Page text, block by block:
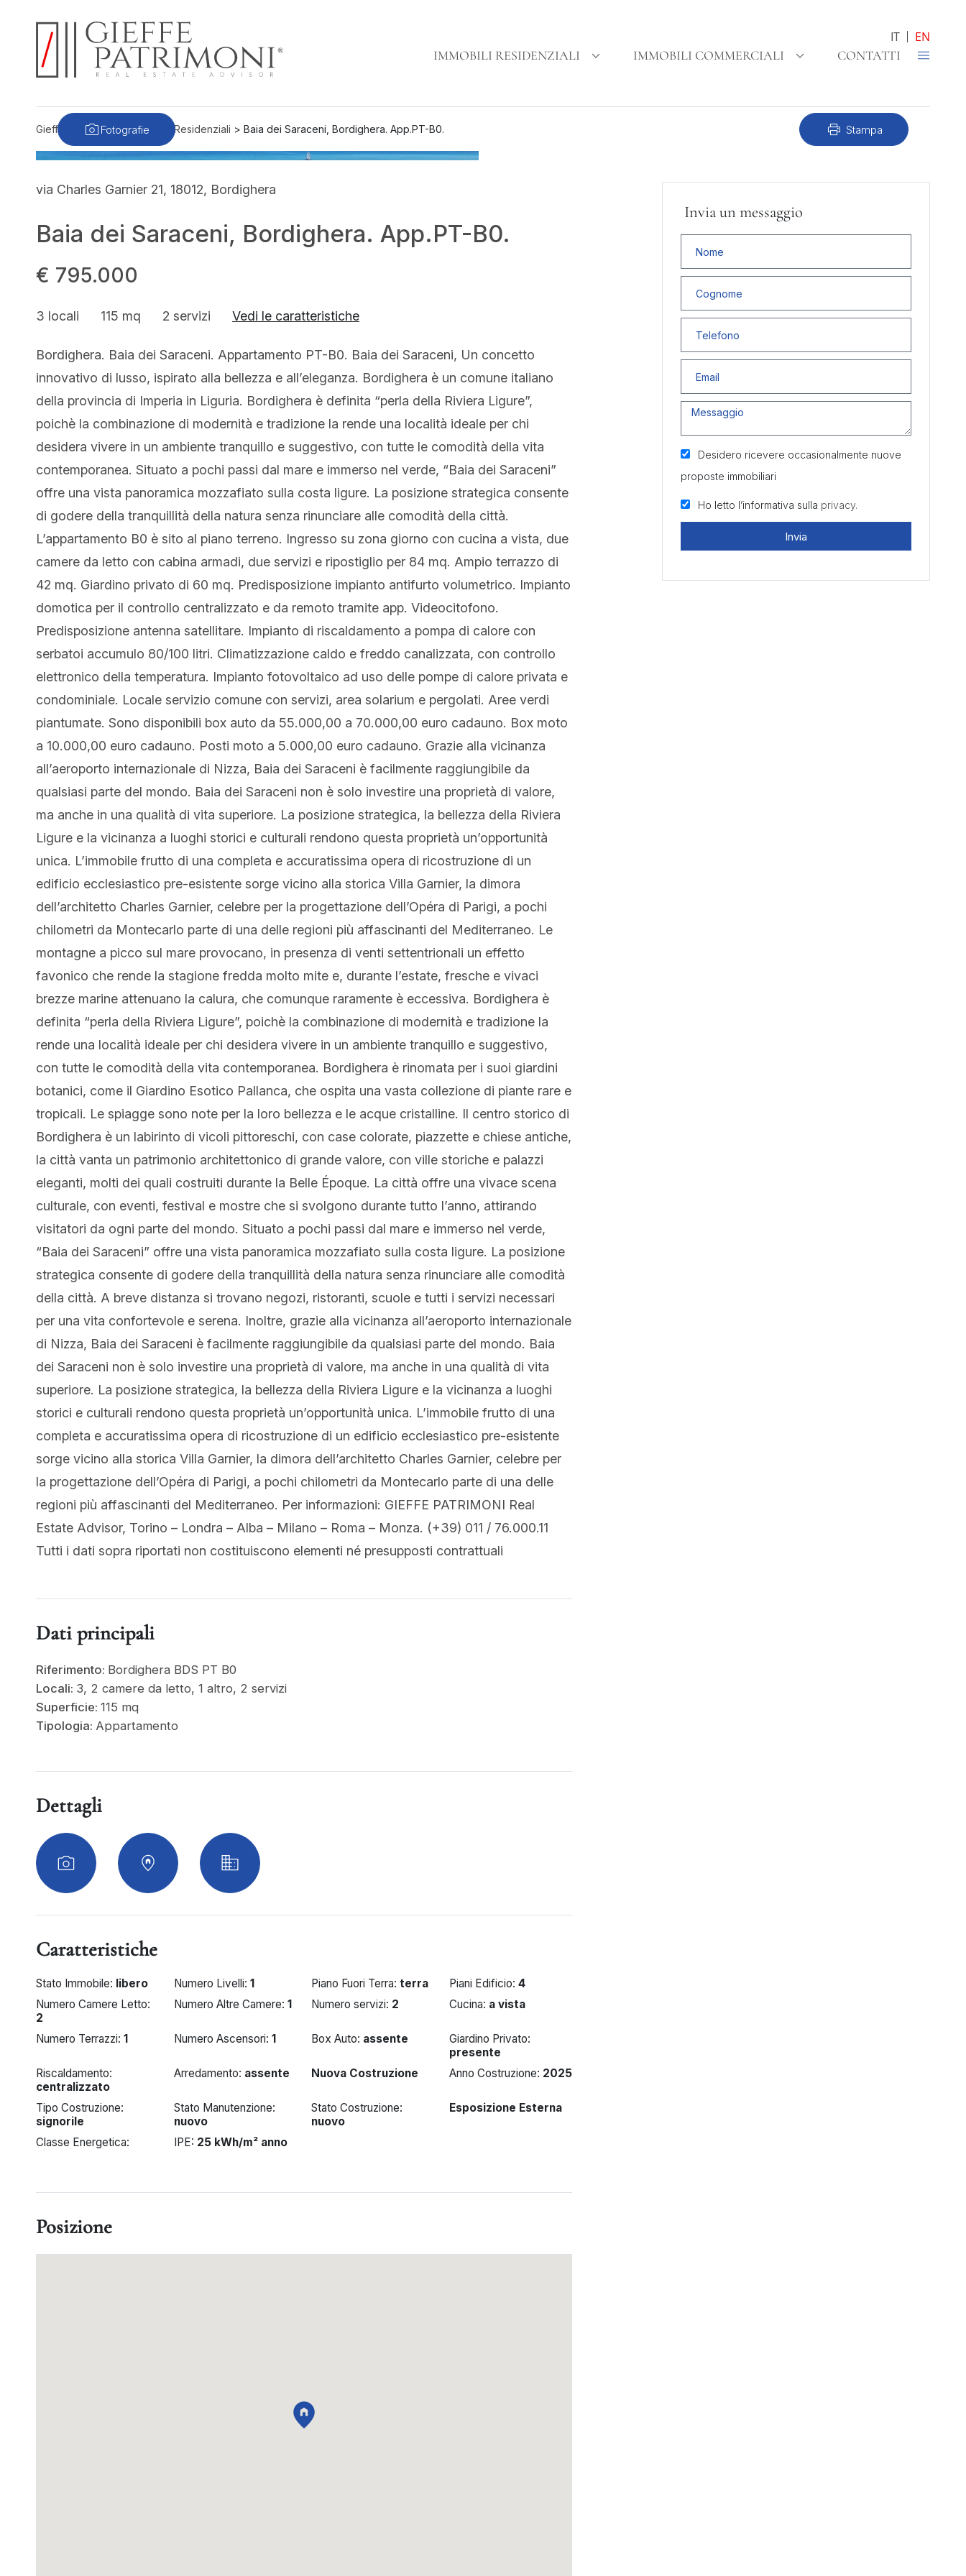
IT
EN
IMMOBILI RESIDENZIALI
IMMOBILI COMMERCIALI CONTATTI
print Stampa
Gieffe Patrimoni>Immobili Residenziali > Baia dei Saraceni, Bordighera. App.PT-B0.
Fotografie
via Charles Garnier 21, 18012, Bordighera
Baia dei Saraceni, Bordighera. App.PT-B0.
€ 795.000
3 locali 115 mq 2 servizi Vedi le caratteristiche
Bordighera. Baia dei Saraceni. Appartamento PT-B0. Baia dei Saraceni, Un concetto
innovativo di lusso, ispirato alla bellezza e all’eleganza. Bordighera è un comune italiano
della provincia di Imperia in Liguria. Bordighera è definita “perla della Riviera Ligure”,
poichè la combinazione di modernità e tradizione la rende una località ideale per chi
desidera vivere in un ambiente tranquillo e suggestivo, con tutte le comodità della vita
contemporanea. Situato a pochi passi dal mare e immerso nel verde, “Baia dei Saraceni”
offre una vista panoramica mozzafiato sulla costa ligure. La posizione strategica consente
di godere della tranquillità della natura senza rinunciare alle comodità della città.
L’appartamento B0 è sito al piano terreno. Ingresso su zona giorno con cucina a vista, due
camere da letto con cabina armadi, due servizi e ripostiglio per 84 mq. Ampio terrazzo di
42 mq. Giardino privato di 60 mq. Predisposizione impianto antifurto volumetrico. Impianto
domotica per il controllo centralizzato e da remoto tramite app. Videocitofono.
Predisposizione antenna satellitare. Impianto di riscaldamento a pompa di calore con
serbatoi accumulo 80/100 litri. Climatizzazione caldo e freddo canalizzata, con controllo
elettronico della temperatura. Impianto fotovoltaico ad uso delle pompe di calore privata e
condominiale. Locale servizio comune con servizi, area solarium e pergolati. Aree verdi
piantumate. Sono disponibili box auto da 55.000,00 a 70.000,00 euro cadauno. Box moto
a 10.000,00 euro cadauno. Posti moto a 5.000,00 euro cadauno. Grazie alla vicinanza
all’aeroporto internazionale di Nizza, Baia dei Saraceni è facilmente raggiungibile da
qualsiasi parte del mondo. Baia dei Saraceni non è solo investire una proprietà di valore,
ma anche in una qualità di vita superiore. La posizione strategica, la bellezza della Riviera
Ligure e la vicinanza a luoghi storici e culturali rendono questa proprietà un’opportunità
unica. L’immobile frutto di una completa e accuratissima opera di ricostruzione di un
edificio ecclesiastico pre-esistente sorge vicino alla storica Villa Garnier, la dimora
dell’architetto Charles Garnier, celebre per la progettazione dell’Opéra di Parigi, a pochi
chilometri da Montecarlo parte di una delle regioni più affascinanti del Mediterraneo. Le
montagne a picco sul mare provocano, in presenza di venti settentrionali un effetto
favonico che rende la stagione fredda molto mite e, durante l’estate, fresche e vivaci
brezze marine attenuano la calura, che comunque raramente è eccessiva. Bordighera è
definita “perla della Riviera Ligure”, poichè la combinazione di modernità e tradizione la
rende una località ideale per chi desidera vivere in un ambiente tranquillo e suggestivo,
con tutte le comodità della vita contemporanea. Bordighera è rinomata per i suoi giardini
botanici, come il Giardino Esotico Pallanca, che ospita una vasta collezione di piante rare e
tropicali. Le spiagge sono note per la loro bellezza e le acque cristalline. Il centro storico di
Bordighera è un labirinto di vicoli pittoreschi, con case colorate, piazzette e chiese antiche,
la città vanta un patrimonio architettonico di grande valore, con ville storiche e palazzi
eleganti, molti dei quali costruiti durante la Belle Époque. La città offre una vivace scena
culturale, con eventi, festival e mostre che si svolgono durante tutto l’anno, attirando
visitatori da ogni parte del mondo. Situato a pochi passi dal mare e immerso nel verde,
“Baia dei Saraceni” offre una vista panoramica mozzafiato sulla costa ligure. La posizione
strategica consente di godere della tranquillità della natura senza rinunciare alle comodità
della città. A breve distanza si trovano negozi, ristoranti, scuole e tutti i servizi necessari
per una vita confortevole e serena. Inoltre, grazie alla vicinanza all’aeroporto internazionale
di Nizza, Baia dei Saraceni è facilmente raggiungibile da qualsiasi parte del mondo. Baia
dei Saraceni non è solo investire una proprietà di valore, ma anche in una qualità di vita
superiore. La posizione strategica, la bellezza della Riviera Ligure e la vicinanza a luoghi
storici e culturali rendono questa proprietà un’opportunità unica. L’immobile frutto di una
completa e accuratissima opera di ricostruzione di un edificio ecclesiastico pre-esistente
sorge vicino alla storica Villa Garnier, la dimora dell’architetto Charles Garnier, celebre per
la progettazione dell’Opéra di Parigi, a pochi chilometri da Montecarlo parte di una delle
regioni più affascinanti del Mediterraneo. Per informazioni: GIEFFE PATRIMONI Real
Estate Advisor, Torino – Londra – Alba – Milano – Roma – Monza. (+39) 011 / 76.000.11
Tutti i dati sopra riportati non costituiscono elementi né presupposti contrattuali
Dati principali
Riferimento: Bordighera BDS PT B0
Locali: 3, 2 camere da letto, 1 altro, 2 servizi
Superficie: 115 mq
Tipologia: Appartamento
Dettagli
Caratteristiche
Stato Immobile: libero Numero Livelli: 1 Piano Fuori Terra:terra Piani Edificio: 4
Numero Camere Letto:
2
Numero Altre Camere: 1 Numero servizi: 2 Cucina: a vista
Numero Terrazzi: 1 Numero Ascensori: 1 Box Auto: assente
Giardino Privato:
presente
Riscaldamento:
centralizzato
Arredamento: assente Nuova Costruzione Anno Costruzione: 2025
Tipo Costruzione:
signorile
Stato Manutenzione:
nuovo
Stato Costruzione:
nuovo
Esposizione Esterna
Classe Energetica: IPE: 25 kWh/m² anno
Posizione
Invia un messaggio
Desidero ricevere occasionalmente nuove
proposte immobiliari
Ho letto l’informativa sulla privacy.
Invia